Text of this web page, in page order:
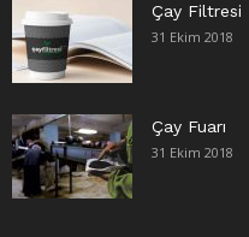
Çay Filtresi
31 Ekim 2018
Çay Fuarı
31 Ekim 2018